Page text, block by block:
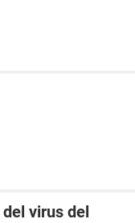
virus del